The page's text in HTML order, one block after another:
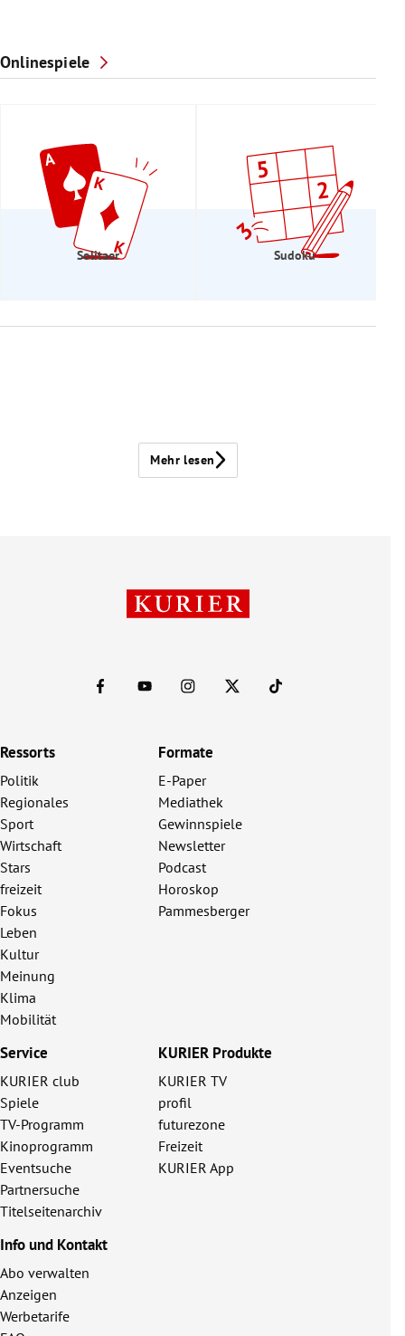
Onlinespiele
Solitaer Sudoku
Mehr lesen
Ressorts
Politik
Regionales
Sport
Wirtschaft
Stars
freizeit
Fokus
Leben
Kultur
Meinung
Klima
Mobilität
Formate
E-Paper
Mediathek
Gewinnspiele
Newsletter
Podcast
Horoskop
Pammesberger
Service
KURIER club
Spiele
TV-Programm
Kinoprogramm
Eventsuche
Partnersuche
Titelseitenarchiv
KURIER Produkte
KURIER TV
profil
futurezone
Freizeit
KURIER App
Info und Kontakt
Abo verwalten
Anzeigen
Werbetarife